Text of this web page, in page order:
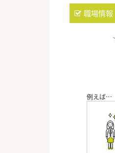
職場情報